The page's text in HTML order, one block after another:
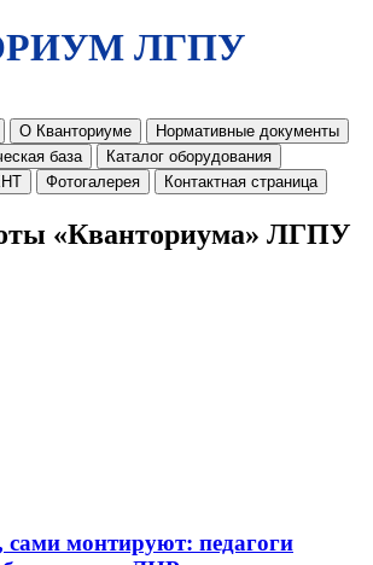
ЛГПУ
О Кванториуме
Нормативные документы
база
Каталог оборудования
Фотогалерея Контактная страница
«Кванториума» ЛГПУ
монтируют: педагоги